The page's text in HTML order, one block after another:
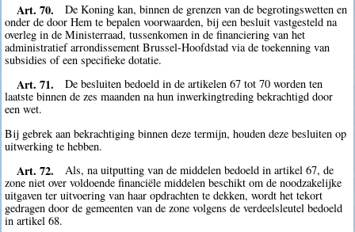
Art. 70.
De Koning kan, binnen de grenzen van de begrotingswetten en
onder de door Hem te bepalen voorwaarden, bij een besluit vastgesteld na
overleg in de Ministerraad, tussenkomen in de financiering van het
administratief arrondissement Brussel-Hoofdstad via de toekenning van
subsidies of een specifieke dotatie.
Art. 71.
De besluiten bedoeld in de artikelen 67 tot 70 worden ten
laatste binnen de zes maanden na hun inwerkingtreding bekrachtigd door
een wet.
Bij gebrek aan bekrachtiging binnen deze termijn, houden deze besluiten op
uitwerking te hebben.
Art. 72.
Als, na uitputting van de middelen bedoeld in artikel 67, de
zone niet over voldoende financiële middelen beschikt om de noodzakelijke
uitgaven ter uitvoering van haar opdrachten te dekken, wordt het tekort
gedragen door de gemeenten van de zone volgens de verdeelsleutel bedoeld
in artikel 68.